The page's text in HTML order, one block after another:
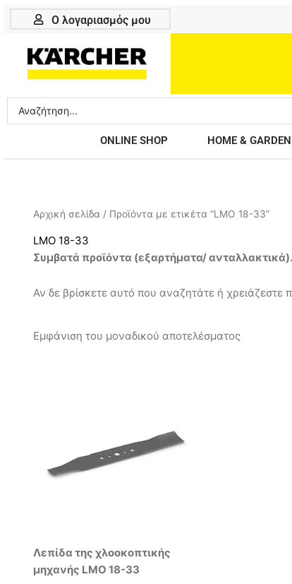
Μετάβαση
Ο λογαριασμός μου
Search
...
ONLINE SHOP HOME & GARDEN
Αρχική σελίδα / Προϊόντα με ετικέτα “LMO 18-33”
LMO 18-33
Συμβατά προϊόντα (εξαρτήματα/
Αν δε βρίσκετε αυτό που αναζητάτε ή
Εμφάνιση του μοναδικού αποτελέσματος
Λεπίδα της χλοοκοπτικής
μηχανής LMO 18-33